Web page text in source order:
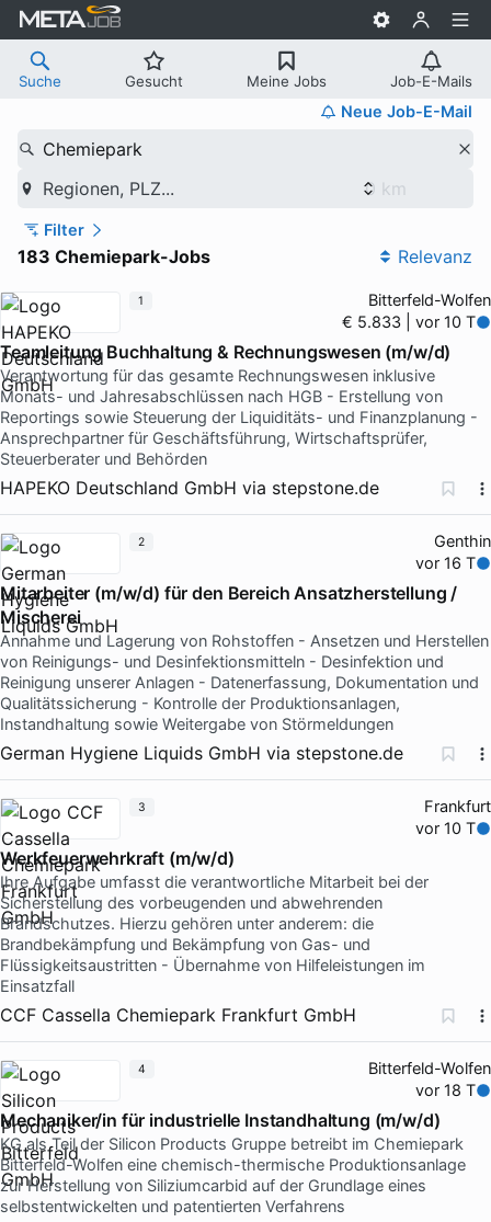
Suche Gesucht Meine Jobs Job-E-Mails
Neue Job-E-Mail
Chemiepark
Regionen, PLZ...
Filter
183 Chemiepark-Jobs Relevanz
Bitterfeld-Wolfen
€ 5.833 | vor 10 T
Teamleitung Buchhaltung & Rechnungswesen (m/w/d)
Verantwortung für das gesamte Rechnungswesen inklusive
Monats- und Jahresabschlüssen nach HGB - Erstellung von
Reportings sowie Steuerung der Liquiditäts- und Finanzplanung -
Ansprechpartner für Geschäftsführung, Wirtschaftsprüfer,
Steuerberater und Behörden
HAPEKO Deutschland GmbH via stepstone.de
1
Genthin
vor 16 T
Mitarbeiter (m/w/d) für den Bereich Ansatzherstellung /
Mischerei
Annahme und Lagerung von Rohstoffen - Ansetzen und Herstellen
von Reinigungs- und Desinfektionsmitteln - Desinfektion und
Reinigung unserer Anlagen - Datenerfassung, Dokumentation und
Qualitätssicherung - Kontrolle der Produktionsanlagen,
Instandhaltung sowie Weitergabe von Störmeldungen
German Hygiene Liquids GmbH via stepstone.de
2
Frankfurt
vor 10 T
Werkfeuerwehrkraft (m/w/d)
Ihre Aufgabe umfasst die verantwortliche Mitarbeit bei der
Sicherstellung des vorbeugenden und abwehrenden
Brandschutzes. Hierzu gehören unter anderem: die
Brandbekämpfung und Bekämpfung von Gas- und
Flüssigkeitsaustritten - Übernahme von Hilfeleistungen im
Einsatzfall
CCF Cassella Chemiepark Frankfurt GmbH
3
Bitterfeld-Wolfen
vor 18 T
Mechaniker/in für industrielle Instandhaltung (m/w/d)
KG als Teil der Silicon Products Gruppe betreibt im Chemiepark
Bitterfeld-Wolfen eine chemisch-thermische Produktionsanlage
zur Herstellung von Siliziumcarbid auf der Grundlage eines
selbstentwickelten und patentierten Verfahrens
4